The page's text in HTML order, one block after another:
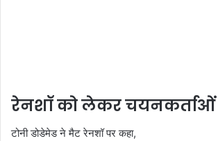
रेनशॉ को लेकर चयनकर्ताओं
टोनी डोडेमेड ने मैट रेनशॉ पर कहा,